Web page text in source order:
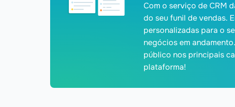
Com o serviço de CRM
do seu funil de vendas.
personalizadas para o
negócios em
público nos principais
plataforma!